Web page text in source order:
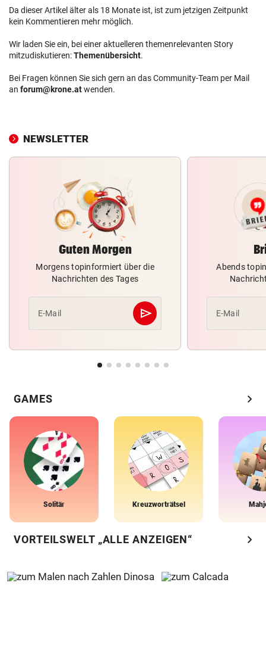
Da dieser Artikel älter als 18 Monate ist, ist zum jetzigen Zeitpunkt
kein Kommentieren mehr möglich.
Wir laden Sie ein, bei einer aktuelleren themenrelevanten Story
mitzudiskutieren:Themenübersicht.
Bei Fragen können Sie sich gern an das Community-Team per Mail
an forum@krone.atwenden.
NEWSLETTER
Guten Morgen
Morgens topinformiert über die
Nachrichten des Tages
E-Mail send
Abschicken
Abends
E-Mail
GAMES chevron_right
Solitär Kreuzworträtsel
VORTEILSWELT „ALLE ANZEIGEN“ chevron_right